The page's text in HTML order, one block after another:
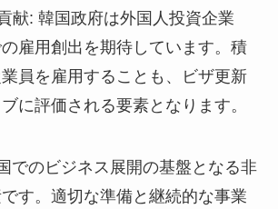
献: 韓国政府は外国人投資企業
雇用創出を期待しています。積
員を雇用することも、ビザ更新
に評価される要素となります。
でのビジネス展開の基盤となる非
す。適切な準備と継続的な事業